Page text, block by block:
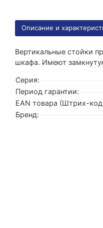
Описание и
Вертикальные стойки
шкафа. Имеют
Серия:
Период гарантии:
EAN товара (Штрих-
Бренд: